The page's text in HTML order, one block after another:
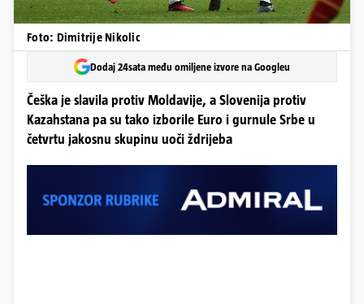
Foto: Dimitrije Nikolic
Dodaj 24sata među omiljene izvore na Googleu
Češka je slavila protiv Moldavije, a Slovenija protiv
Kazahstana pa su tako izborile Euro i gurnule Srbe u
četvrtu jakosnu skupinu uoči ždrijeba